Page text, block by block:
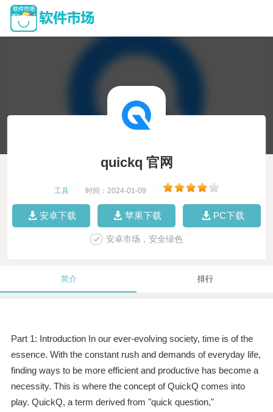
quickq 官网
工具 时间：2024-01-09
安卓下载 苹果下载 PC下载
安卓市场，安全绿色
简介 排行
Part 1: Introduction In our ever-evolving society, time is of the
essence. With the constant rush and demands of everyday life,
finding ways to be more efficient and productive has become a
necessity. This is where the concept of QuickQ comes into
play. QuickQ, a term derived from "quick question,"